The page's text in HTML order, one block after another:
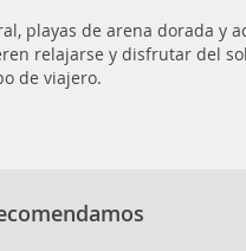
playas de arena dorada y
relajarse y disfrutar del
de viajero.